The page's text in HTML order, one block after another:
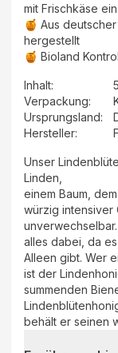
mit Frischkäse
🍯 Aus
hergestellt
🍯 Bioland
Inhalt:
Verpackung:
Ursprungsland:
Hersteller:
Unser
Linden,
einem Baum,
würzig intensiver
alles dabei, da
Alleen gibt. Wer
ist der
summenden
behält er seinen